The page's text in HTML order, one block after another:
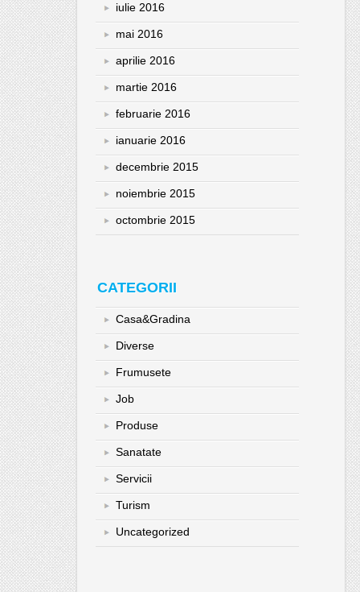
iulie 2016
mai 2016
aprilie 2016
martie 2016
februarie 2016
ianuarie 2016
decembrie 2015
noiembrie 2015
octombrie 2015
CATEGORII
Casa&Gradina
Diverse
Frumusete
Job
Produse
Sanatate
Servicii
Turism
Uncategorized